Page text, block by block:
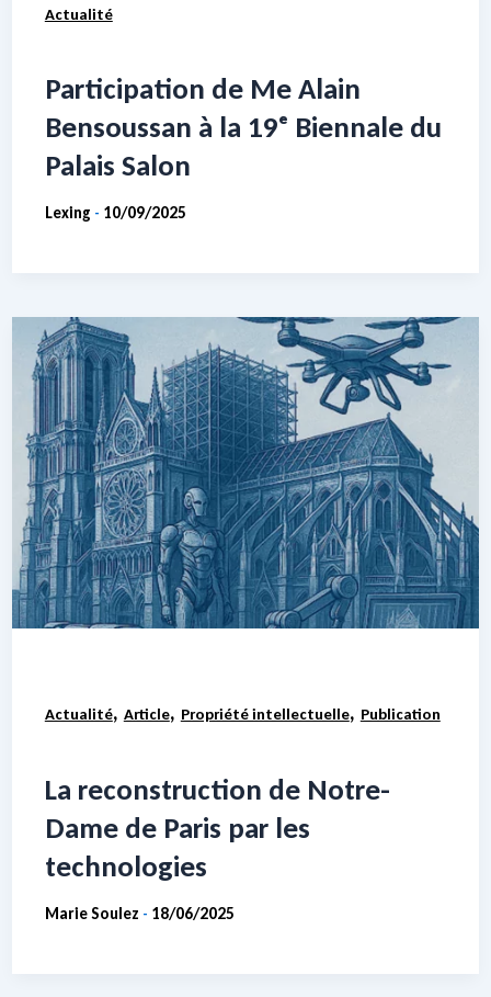
Actualité
Participation de Me Alain
Bensoussan à la 19ᵉ Biennale du
Palais Salon
Lexing - 10/09/2025
Actualité, Article, Propriété intellectuelle, Publication
La reconstruction de Notre-
Dame de Paris par les
technologies
Marie Soulez - 18/06/2025